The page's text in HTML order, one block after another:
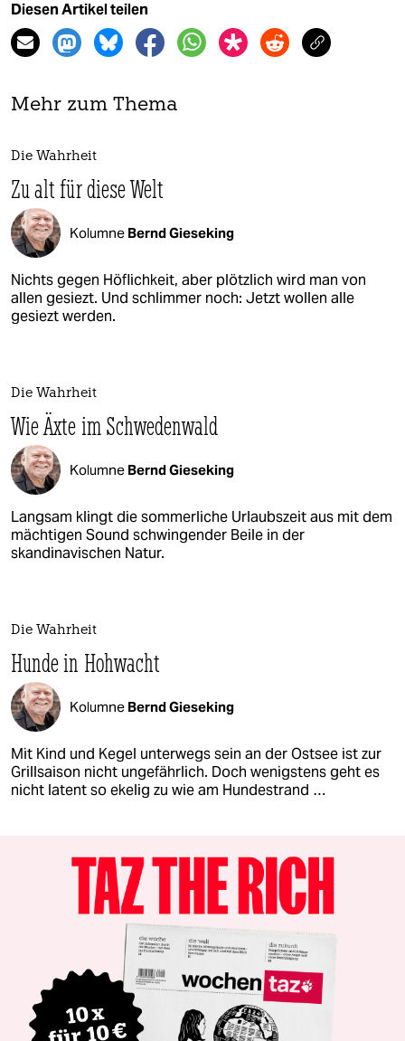
Diesen Artikel teilen
Mehr zum Thema
Die Wahrheit
Zu alt für diese Welt
Kolumne Bernd Gieseking
Nichts gegen Höflichkeit, aber plötzlich wird man von
allen gesiezt. Und schlimmer noch: Jetzt wollen alle
gesiezt werden.
Die Wahrheit
Wie Äxte im Schwedenwald
Kolumne Bernd Gieseking
Langsam klingt die sommerliche Urlaubszeit aus mit dem
mächtigen Sound schwingender Beile in der
skandinavischen Natur.
Die Wahrheit
Hunde in Hohwacht
Kolumne Bernd Gieseking
Mit Kind und Kegel unterwegs sein an der Ostsee ist zur
Grillsaison nicht ungefährlich. Doch wenigstens geht es
nicht latent so ekelig zu wie am Hundestrand …